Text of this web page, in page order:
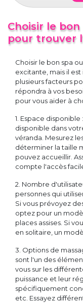
Choisir le
pour trouver
Choisir le bon spa
excitante, mais il
plusieurs facteurs
répondra à vos
pour vous aider à
1. Espace
disponible dans
véranda. Mesurez
déterminer la taille
pouvez accueillir.
compte l'accès
2. Nombre
personnes qui
Si vous prévoyez
optez pour un
places assises. Si
en solitaire, un
3. Options de
sont l'un des
vous sur les
puissance et leur
spécifiquement
etc. Essayez